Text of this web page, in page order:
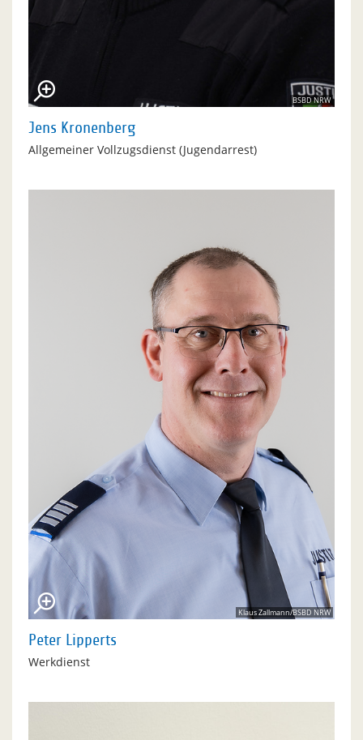
BSBD NRW
Jens Kronenberg
Allgemeiner Vollzugsdienst (Jugendarrest)
Klaus Zallmann/BSBD NRW
Peter Lipperts
Werkdienst